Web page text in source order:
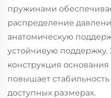
пружинами
распределение
анатомическую
устойчивую поддержку.
конструкция
повышает
доступных размерах.